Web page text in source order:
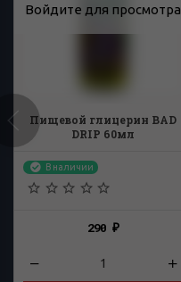
Войдите для просмотра
Пищевой глицерин BAD
DRIP 60мл
В наличии
290₽